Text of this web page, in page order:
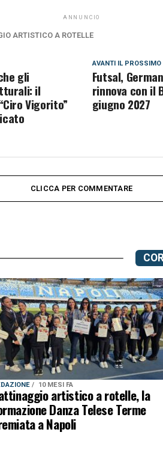
ANNUNCIO
ARTISTICO A ROTELLE
AVANTI IL ​​PROSSIMO
Futsal,
rinnova con il
giugno 2027
gli
il
Vigorito”
CLICCA PER COMMENTARE
10 MESI FA
artistico a rotelle, la
Danza Telese Terme
a Napoli